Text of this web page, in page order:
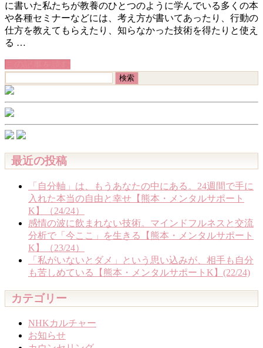
に書いた私たちが教養のひとつのように学んでいる多くの本
や各種セミナーなどには、考え方が書いてあったり、行動の
仕方を教えてもらえたり、知らなかった技術を得たりと使え
る …
索:
最近の投稿
「自分軸」は、もうあなたの中にある。24週間で手に
入れた本当の自由と幸せ【熊本・メンタルサポート
K】（24/24）
感情の波に飲まれない技術。マインドフルネスと交流
分析で「今ここ」を生きる【熊本・メンタルサポート
K】（23/24）
「私がいないとダメ」という思い込みが、相手も自分
も苦しめている【熊本・メンタルサポートK】(22/24)
カテゴリー
NHKカルチャー
お知らせ